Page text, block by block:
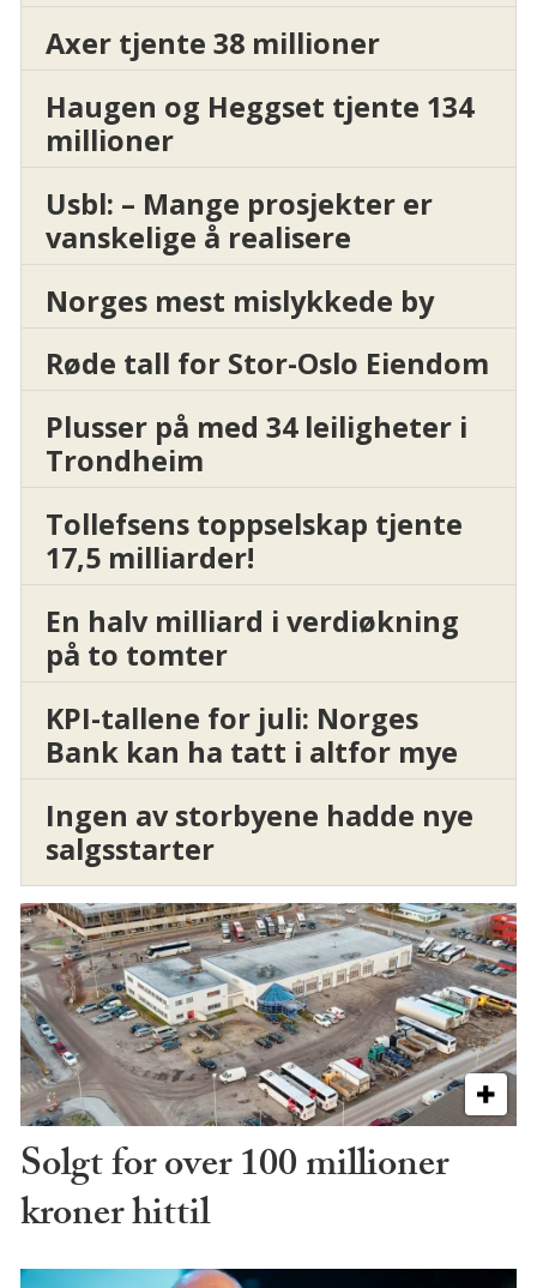
Axer tjente 38 millioner
Haugen og Heggset tjente 134
millioner
Usbl: – Mange prosjekter er
vanskelige å realisere
Norges mest mislykkede by
Røde tall for Stor-Oslo Eiendom
Plusser på med 34 leiligheter i
Trondheim
Tollefsens toppselskap tjente
17,5 milliarder!
En halv milliard i verdiøkning
på to tomter
KPI-tallene for juli: Norges
Bank kan ha tatt i altfor mye
Ingen av storbyene hadde nye
salgsstarter
Solgt for over 100 millioner
kroner hittil